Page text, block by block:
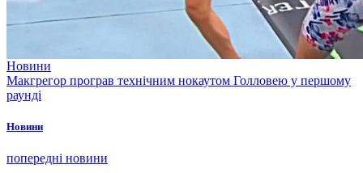
Новини
Макгрегор програв технічним нокаутом Голловею у першому
раунді
Новини
попередні новини